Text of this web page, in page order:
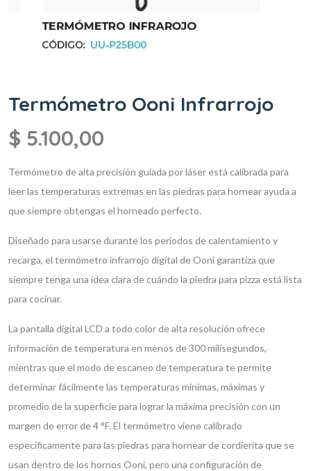
Termómetro Ooni Infrarrojo
$ 5.100,00
Termómetro de alta precisión guiada por láser está calibrada para
leer las temperaturas extremas en las piedras para hornear ayuda a
que siempre obtengas el horneado perfecto.
Diseñado para usarse durante los períodos de calentamiento y
recarga, el termómetro infrarrojo digital de Ooni garantiza que
siempre tenga una idea clara de cuándo la piedra para pizza está lista
para cocinar.
La pantalla digital LCD a todo color de alta resolución ofrece
información de temperatura en menos de 300 milisegundos,
mientras que el modo de escaneo de temperatura te permite
determinar fácilmente las temperaturas mínimas, máximas y
promedio de la superficie para lograr la máxima precisión con un
margen de error de 4 °F. El termómetro viene calibrado
específicamente para las piedras para hornear de cordierita que se
usan dentro de los hornos Ooni, pero una configuración de